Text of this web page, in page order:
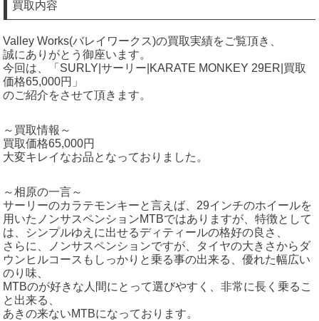
買取内容
Valley Works(バレイワークス)の買取実績をご覧頂き、
誠にありがとう御座います。
今回は、「SURLY|サーリー|KARATE MONKEY 29ER|買取
価格65,000円」
のご紹介をさせて頂きます。
～買取情報～
買取価格65,000円
大変キレイなお品となっておりました。
～相原の一言～
サーリーのカラテモンキーと言えば、29インチのホイールを
用いたノンサスペンションMTBではありますが、特徴として
は、シンプルゆえに出せるディティールの格好の良さ、
さらに、ノンサスペンションですが、タイヤの大きさからダ
ウンヒルコースもしっかりと乗る事の出来る、優れた幅広い
のり味、
MTBのが好きな人間にとって選びやすく、非常に長く乗るこ
と出来る、
あきの来ないMTBになっております。